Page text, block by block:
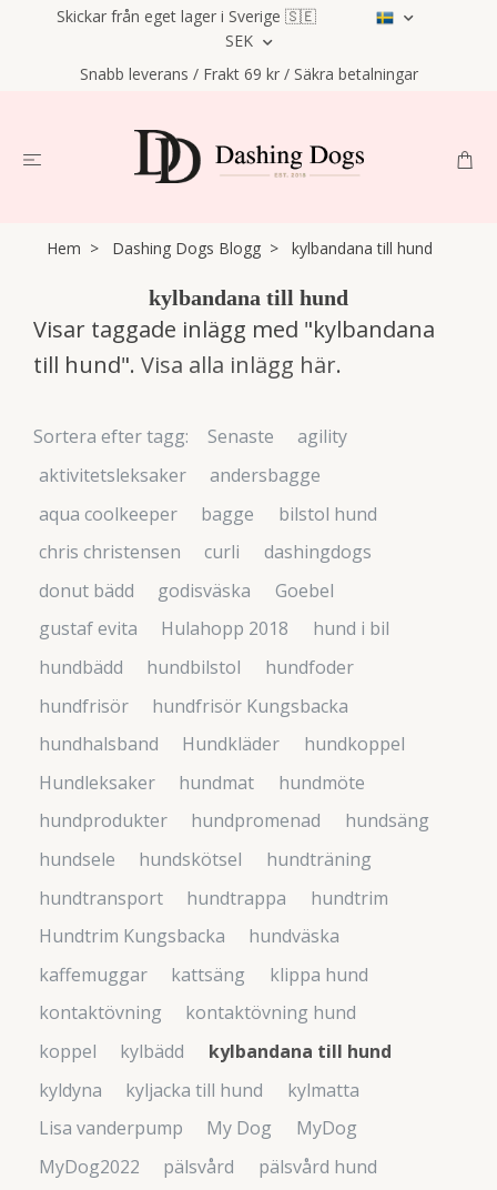
Skickar från eget lager i Sverige 🇸🇪
SEK
Snabb leverans / Frakt 69 kr / Säkra betalningar
Hem Dashing Dogs Blogg kylbandana till hund
kylbandana till hund
Visar taggade inlägg med "kylbandana
till hund". Visa alla inlägg här.
Sortera efter tagg: Senaste
agility
aktivitetsleksaker
andersbagge
aqua coolkeeper
bagge
bilstol hund
chris christensen
curli
dashingdogs
donut bädd
godisväska
Goebel
gustaf evita
Hulahopp 2018
hund i bil
hundbädd
hundbilstol
hundfoder
hundfrisör
hundfrisör Kungsbacka
hundhalsband
Hundkläder
hundkoppel
Hundleksaker
hundmat
hundmöte
hundprodukter
hundpromenad
hundsäng
hundsele
hundskötsel
hundträning
hundtransport
hundtrappa
hundtrim
Hundtrim Kungsbacka
hundväska
kaffemuggar
kattsäng
klippa hund
kontaktövning
kontaktövning hund
koppel
kylbädd
kylbandana till hund
kyldyna
kyljacka till hund
kylmatta
Lisa vanderpump
My Dog
MyDog
MyDog2022
pälsvård
pälsvård hund